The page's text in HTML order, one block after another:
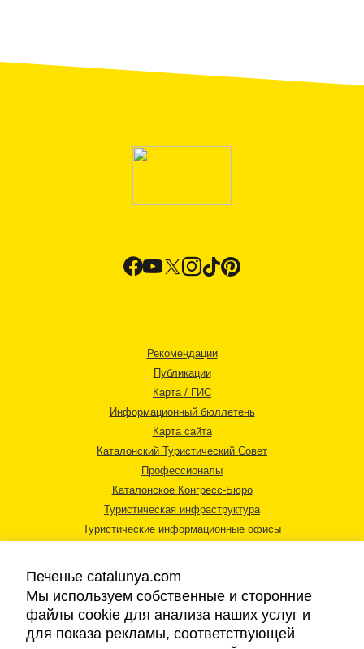
Рекомендации
Публикации
Карта / ГИС
Информационный бюллетень
Карта сайта
Каталонский Туристический Совет
Профессионалы
Каталонское Конгресс-Бюро
Туристическая инфраструктура
Туристические информационные офисы
Правовая информация
Печенье catalunya.com
Мы используем собственные и сторонние
файлы cookie для анализа наших услуг и
для показа рекламы, соответствующей